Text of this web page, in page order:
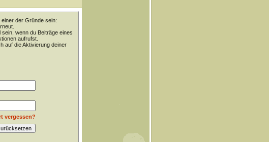
der Gründe sein:
wenn du Beiträge eines
aufrufst.
auf die Aktivierung deiner
vergessen?